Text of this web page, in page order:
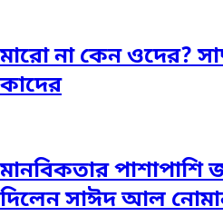
মারো না কেন ওদের?
কাদের
মানবিকতার পাশাপাশি
দিলেন সাঈদ আল